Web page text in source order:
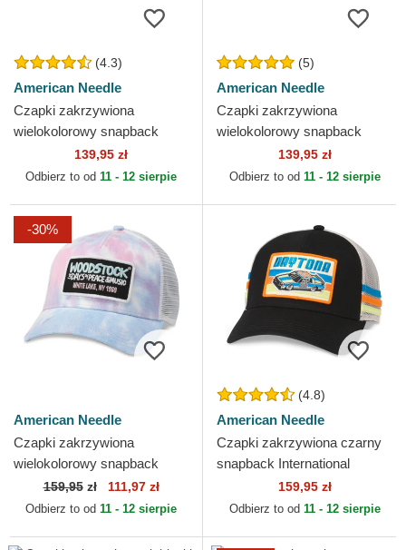
(4.3)
American Needle
Czapki zakrzywiona
wielokolorowy snapback
Sinclair American Needle
139,95 zł
Odbierz to od 11 - 12 sierpie
(5)
American Needle
Czapki zakrzywiona
wielokolorowy snapback
California Sinclair American
Needle
139,95 zł
Odbierz to od 11 - 12 sierpie
-30%
American Needle
Czapki zakrzywiona
wielokolorowy snapback
Valin American Needle
159,95zł 111,97 zł
Odbierz to od 11 - 12 sierpie
(4.8)
American Needle
Czapki zakrzywiona czarny
snapback International
Speedway Tri Color American
Needle
159,95 zł
Odbierz to od 11 - 12 sierpie